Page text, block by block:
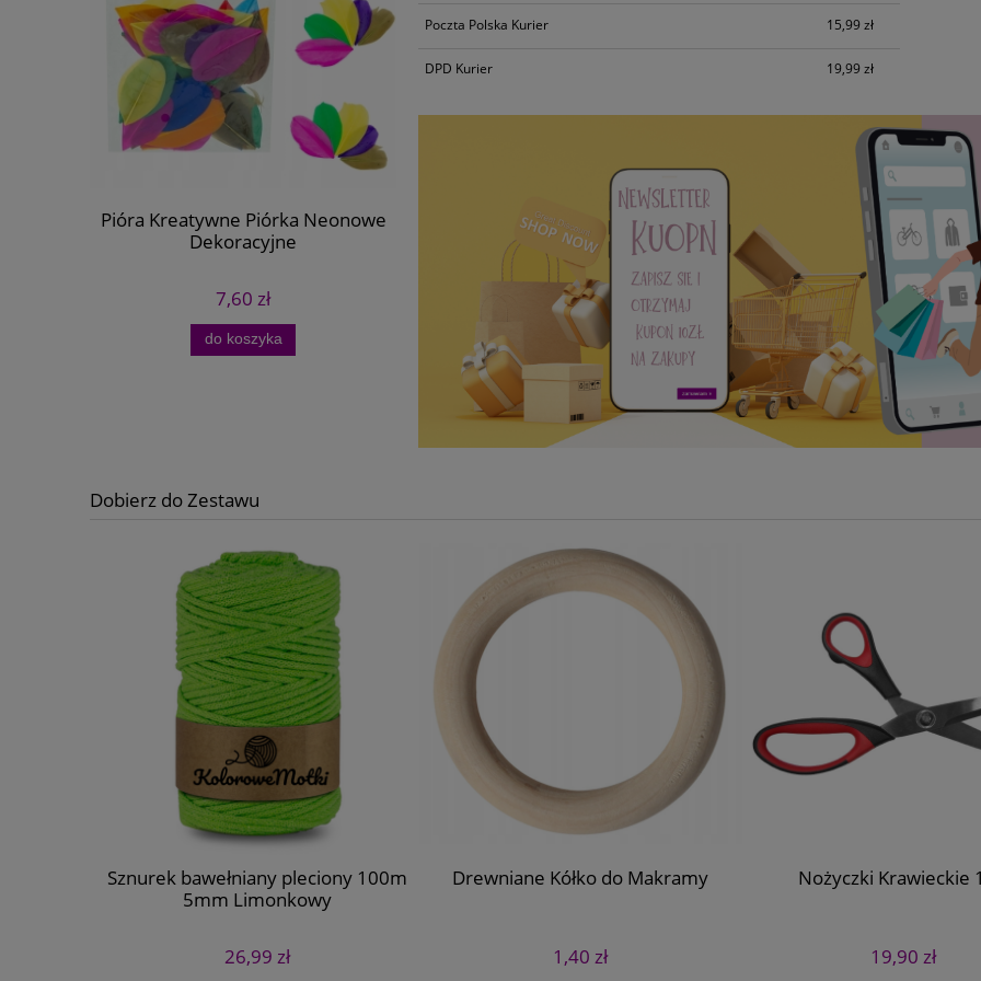
Pióra Kreatywne Piórka Neonowe
Dekoracyjne
7,60 zł
do koszyka
Drewniane Scrapki Bluzeczka Body
10szt
4,38 zł
do koszyka
Sznurek Bawełniany Skręcany
100m 5mm Malinowy
24,69 zł
do koszyka
Poczta Polska Kurier 15,99 zł
DPD Kurier 19,99 zł
Dobierz do Zestawu
Sznurek bawełniany pleciony 100m
5mm Limonkowy
26,99 zł
Drewniane Kółko do Makramy
1,40 zł
Nożyczki Krawieckie
19,90 zł